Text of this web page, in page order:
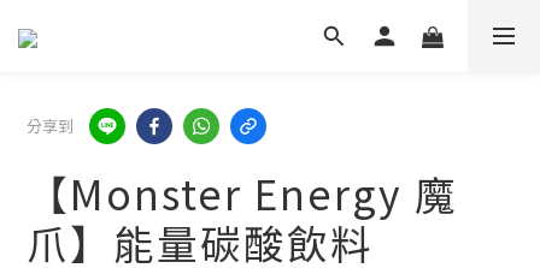
分享到
【Monster Energy 魔
爪】能量碳酸飲料